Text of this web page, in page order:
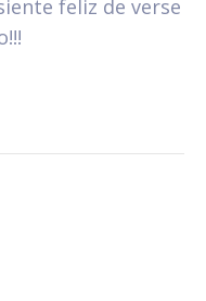
feliz de verse